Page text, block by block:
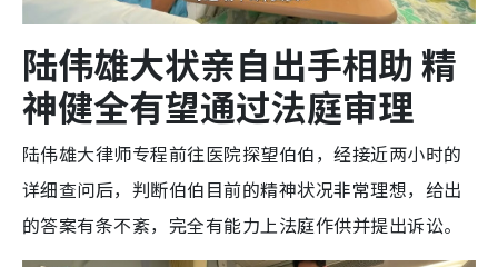
陆伟雄大状亲自出手相助 精
神健全有望通过法庭审理
陆伟雄大律师专程前往医院探望伯伯，经接近两小时的
详细查问后，判断伯伯目前的精神状况非常理想，给出
的答案有条不紊，完全有能力上法庭作供并提出诉讼。